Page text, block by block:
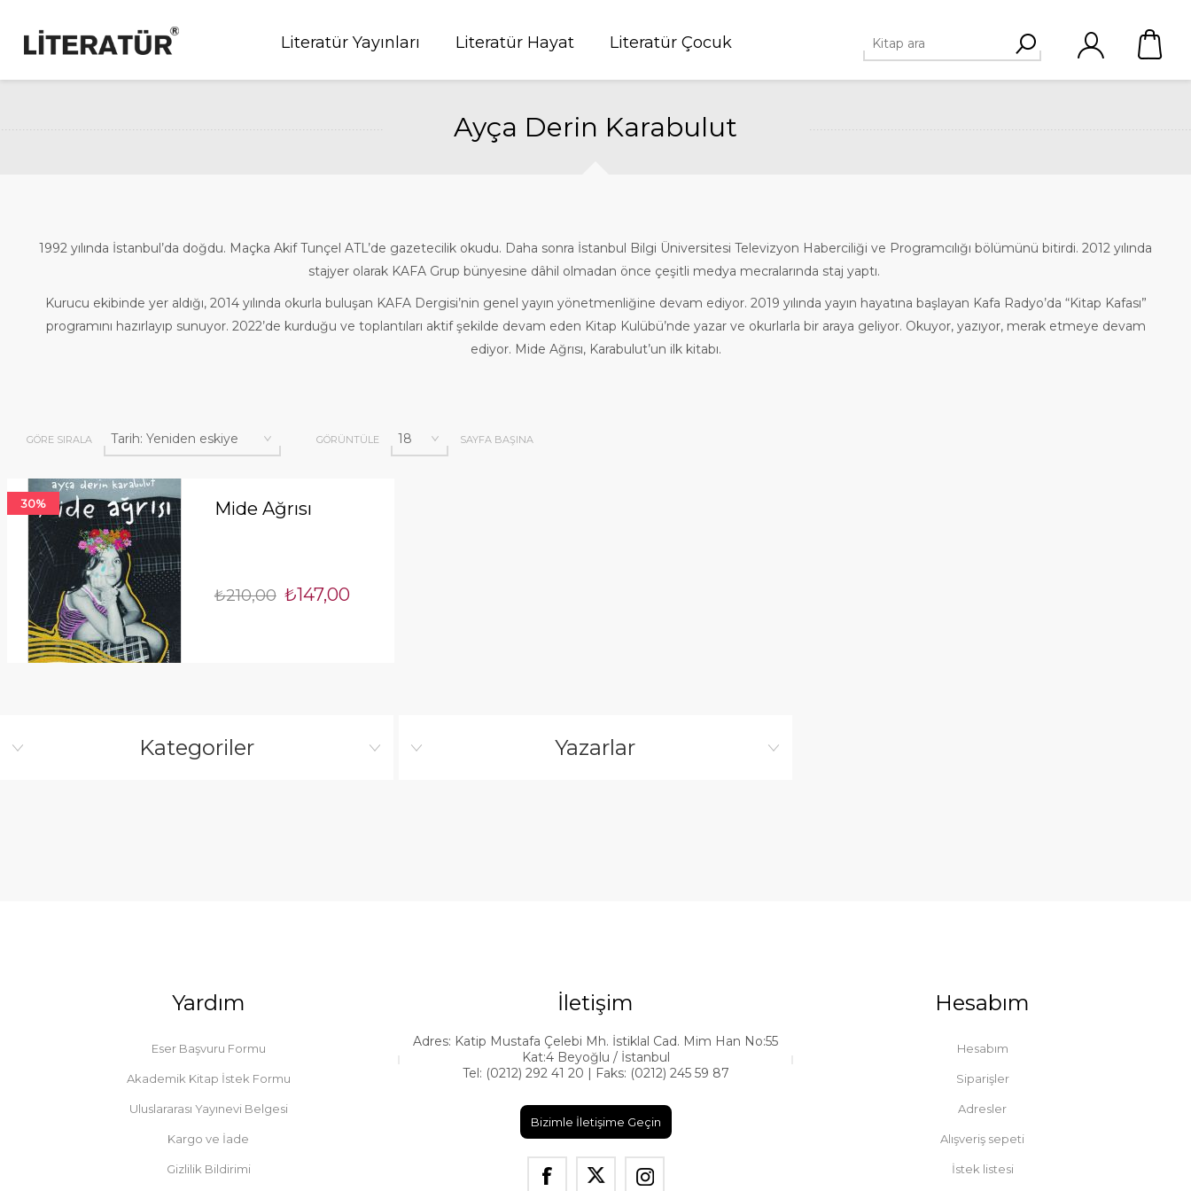
Literatür Yayınları Literatür Hayat Literatür Çocuk
Ayça Derin Karabulut
1992 yılında İstanbul’da doğdu. Maçka Akif Tunçel ATL’de gazetecilik okudu. Daha sonra İstanbul Bilgi Üniversitesi Televizyon Haberciliği ve Programcılığı bölümünü bitirdi. 2012 yılında
stajyer olarak KAFA Grup bünyesine dâhil olmadan önce çeşitli medya mecralarında staj yaptı.
Kurucu ekibinde yer aldığı, 2014 yılında okurla buluşan KAFA Dergisi’nin genel yayın yönetmenliğine devam ediyor. 2019 yılında yayın hayatına başlayan Kafa Radyo’da “Kitap Kafası”
programını hazırlayıp sunuyor. 2022’de kurduğu ve toplantıları aktif şekilde devam eden Kitap Kulübü’nde yazar ve okurlarla bir araya geliyor. Okuyor, yazıyor, merak etmeye devam
ediyor. Mide Ağrısı, Karabulut’un ilk kitabı.
GÖRE SIRALA GÖRÜNTÜLE SAYFA BAŞINA
30% Mide Ağrısı
₺210,00 ₺147,00
Kategoriler Yazarlar
Yardım
Eser Başvuru Formu
Akademik Kitap İstek Formu
Uluslararası Yayınevi Belgesi
Kargo ve İade
Gizlilik Bildirimi
İletişim
Adres: Katip Mustafa Çelebi Mh. İstiklal Cad. Mim Han No:55
Kat:4 Beyoğlu / İstanbul
Tel: (0212) 292 41 20 | Faks: (0212) 245 59 87
Bizimle İletişime Geçin
Hesabım
Hesabım
Siparişler
Adresler
Alışveriş sepeti
İstek listesi